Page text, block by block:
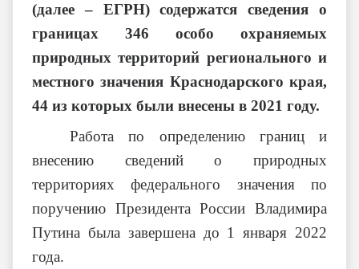
(далее – ЕГРН) содержатся сведения о
границах 346 особо охраняемых
природных территорий регионального и
местного значения Краснодарского края,
44 из которых были внесены в 2021 году.
Работа по определению границ и
внесению сведений о природных
территориях федерального значения по
поручению Президента России Владимира
Путина была завершена до 1 января 2022
года.